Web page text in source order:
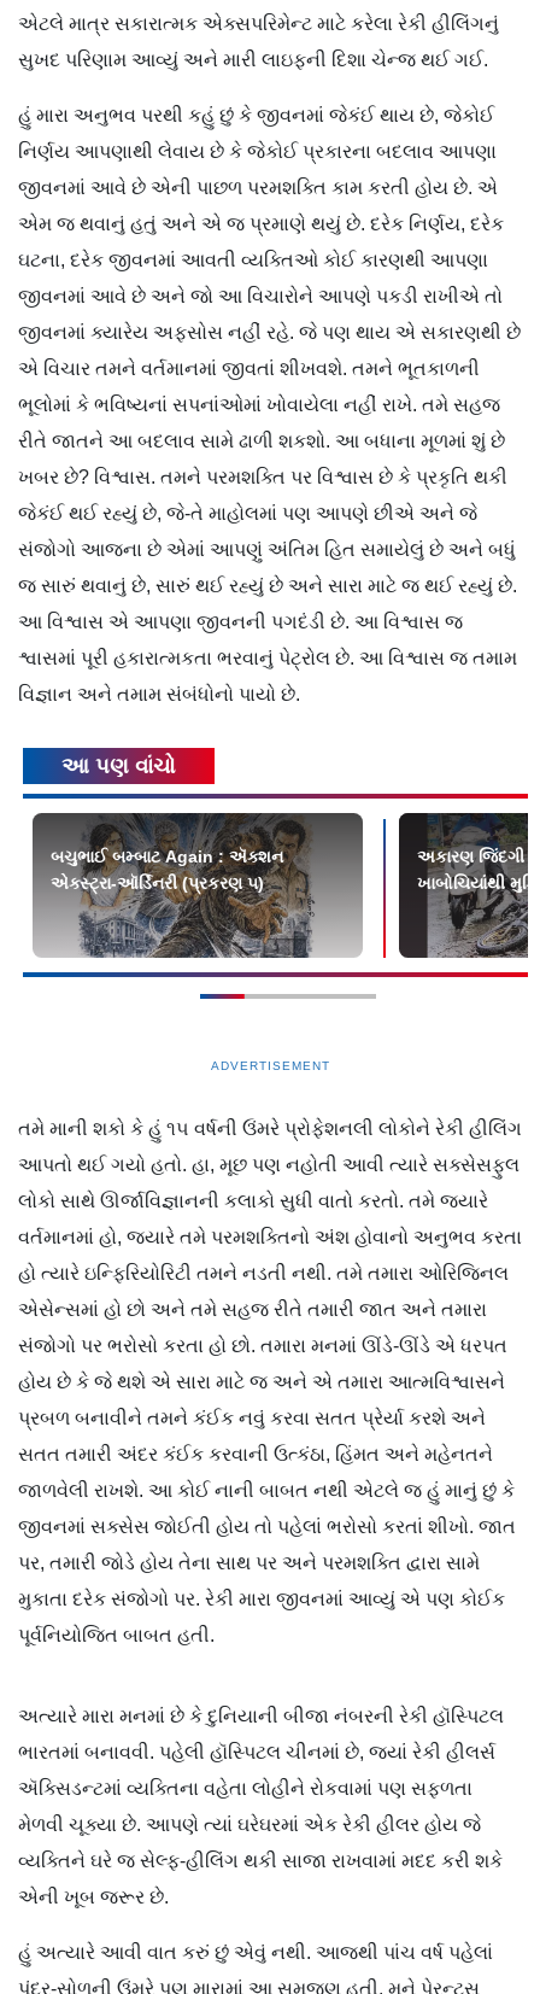
એટલે માત્ર સકારાત્મક એક્સપરિમેન્ટ માટે કરેલા રેકી હીલિંગનું
સુખદ પરિણામ આવ્યું અને મારી લાઇફની દિશા ચેન્જ થઈ ગઈ.
હું મારા અનુભવ પરથી કહું છું કે જીવનમાં જેકંઈ થાય છે, જેકોઈ
નિર્ણય આપણાથી લેવાય છે કે જેકોઈ પ્રકારના બદલાવ આપણા
જીવનમાં આવે છે એની પાછળ પરમશક્તિ કામ કરતી હોય છે. એ
એમ જ થવાનું હતું અને એ જ પ્રમાણે થયું છે. દરેક નિર્ણય, દરેક
ઘટના, દરેક જીવનમાં આવતી વ્યક્તિઓ કોઈ કારણથી આપણા
જીવનમાં આવે છે અને જો આ વિચારોને આપણે પકડી રાખીએ તો
જીવનમાં ક્યારેય અફસોસ નહીં રહે. જે પણ થાય એ સકારણથી છે
એ વિચાર તમને વર્તમાનમાં જીવતાં શીખવશે. તમને ભૂતકાળની
ભૂલોમાં કે ભવિષ્યનાં સપનાંઓમાં ખોવાયેલા નહીં રાખે. તમે સહજ
રીતે જાતને આ બદલાવ સામે ઢાળી શકશો. આ બધાના મૂળમાં શું છે
ખબર છે? વિશ્વાસ. તમને પરમશક્તિ પર વિશ્વાસ છે કે પ્રકૃતિ થકી
જેકંઈ થઈ રહ્યું છે, જે-તે માહોલમાં પણ આપણે છીએ અને જે
સંજોગો આજના છે એમાં આપણું અંતિમ હિત સમાયેલું છે અને બધું
જ સારું થવાનું છે, સારું થઈ રહ્યું છે અને સારા માટે જ થઈ રહ્યું છે.
આ વિશ્વાસ એ આપણા જીવનની પગદંડી છે. આ વિશ્વાસ જ
શ્વાસમાં પૂરી હકારાત્મકતા ભરવાનું પેટ્રોલ છે. આ વિશ્વાસ જ તમામ
વિજ્ઞાન અને તમામ સંબંધોનો પાયો છે.
આ પણ વાંચો
બચુભાઈ બમ્બાટ Again : ઍક્શન
એક્સ્ટ્રા-ઑર્ડિનરી (પ્રકરણ ૫)
અકારણ જિંદગી
ખાબોચિયાંથી
ADVERTISEMENT
તમે માની શકો કે હું ૧૫ વર્ષની ઉંમરે પ્રોફેશનલી લોકોને રેકી હીલિંગ
આપતો થઈ ગયો હતો. હા, મૂછ પણ નહોતી આવી ત્યારે સક્સેસફુલ
લોકો સાથે ઊર્જાવિજ્ઞાનની કલાકો સુધી વાતો કરતો. તમે જ્યારે
વર્તમાનમાં હો, જ્યારે તમે પરમશક્તિનો અંશ હોવાનો અનુભવ કરતા
હો ત્યારે ઇન્ફિરિયોરિટી તમને નડતી નથી. તમે તમારા ઓરિજિનલ
એસેન્સમાં હો છો અને તમે સહજ રીતે તમારી જાત અને તમારા
સંજોગો પર ભરોસો કરતા હો છો. તમારા મનમાં ઊંડે-ઊંડે એ ધરપત
હોય છે કે જે થશે એ સારા માટે જ અને એ તમારા આત્મવિશ્વાસને
પ્રબળ બનાવીને તમને કંઈક નવું કરવા સતત પ્રેર્યા કરશે અને
સતત તમારી અંદર કંઈક કરવાની ઉત્કંઠા, હિંમત અને મહેનતને
જાળવેલી રાખશે. આ કોઈ નાની બાબત નથી એટલે જ હું માનું છું કે
જીવનમાં સક્સેસ જોઈતી હોય તો પહેલાં ભરોસો કરતાં શીખો. જાત
પર, તમારી જોડે હોય તેના સાથ પર અને પરમશક્તિ દ્વારા સામે
મુકાતા દરેક સંજોગો પર. રેકી મારા જીવનમાં આવ્યું એ પણ કોઈક
પૂર્વનિયોજિત બાબત હતી.
અત્યારે મારા મનમાં છે કે દુનિયાની બીજા નંબરની રેકી હૉસ્પિટલ
ભારતમાં બનાવવી. પહેલી હૉસ્પિટલ ચીનમાં છે, જ્યાં રેકી હીલર્સ
ઍક્સિડન્ટમાં વ્યક્તિના વહેતા લોહીને રોકવામાં પણ સફળતા
મેળવી ચૂક્યા છે. આપણે ત્યાં ઘરેઘરમાં એક રેકી હીલર હોય જે
વ્યક્તિને ઘરે જ સેલ્ફ-હીલિંગ થકી સાજા રાખવામાં મદદ કરી શકે
એની ખૂબ જરૂર છે.
હું અત્યારે આવી વાત કરું છું એવું નથી. આજથી પાંચ વર્ષ પહેલાં
પંદર-સોળની ઉંમરે પણ મારામાં આ સમજણ હતી. મને પેરન્ટ્સ